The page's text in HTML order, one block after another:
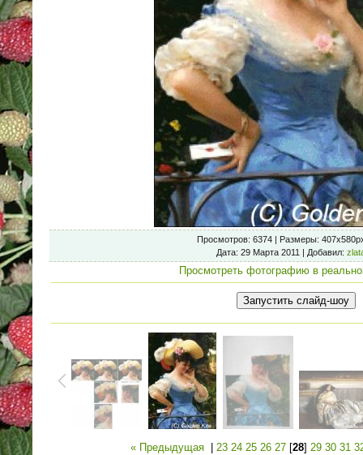
Просмотров: 6374 | Размеры:
Дата: 29 Марта 2011 | Добавил:
Просмотреть фотографию в
« Предыдущая 23 24 25 26 27 [28] 29 30 31